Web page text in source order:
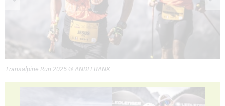
Transalpine Run 2025 © ANDI FRANK